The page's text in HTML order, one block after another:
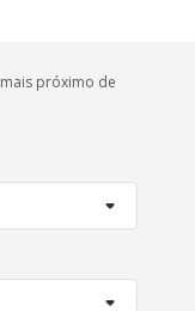
próximo de